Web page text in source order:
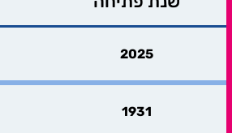
2025
1931